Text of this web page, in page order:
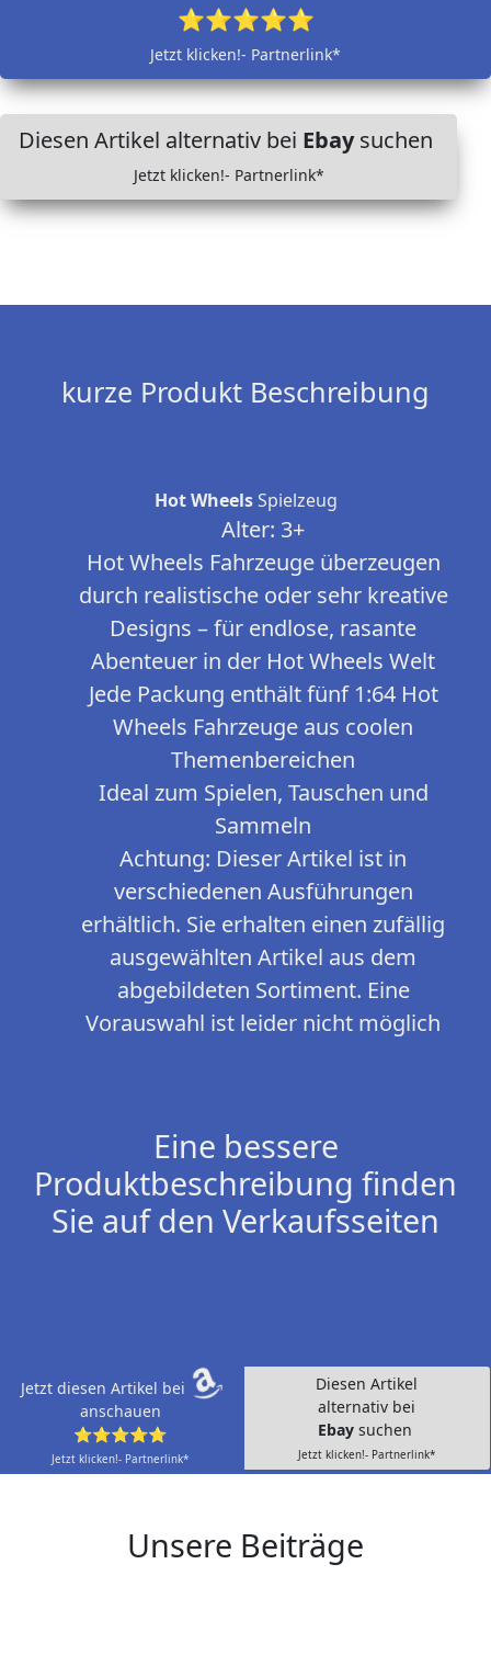
⭐⭐⭐⭐⭐
Jetzt klicken!- Partnerlink*
Diesen Artikel alternativ bei Ebaysuchen
Jetzt klicken!- Partnerlink*
kurze Produkt Beschreibung
Hot WheelsSpielzeug
Alter: 3+
Hot Wheels Fahrzeuge überzeugen
durch realistische oder sehr kreative
Designs – für endlose, rasante
Abenteuer in der Hot Wheels Welt
Jede Packung enthält fünf 1:64 Hot
Wheels Fahrzeuge aus coolen
Themenbereichen
Ideal zum Spielen, Tauschen und
Sammeln
Achtung: Dieser Artikel ist in
verschiedenen Ausführungen
erhältlich. Sie erhalten einen zufällig
ausgewählten Artikel aus dem
abgebildeten Sortiment. Eine
Vorauswahl ist leider nicht möglich
Eine bessere
Produktbeschreibung finden
Sie auf den Verkaufsseiten
Jetzt diesen Artikel bei
anschauen
⭐⭐⭐⭐⭐
Jetzt klicken!- Partnerlink*
Diesen Artikel
alternativ bei
Ebay suchen
Jetzt klicken!- Partnerlink*
Unsere Beiträge